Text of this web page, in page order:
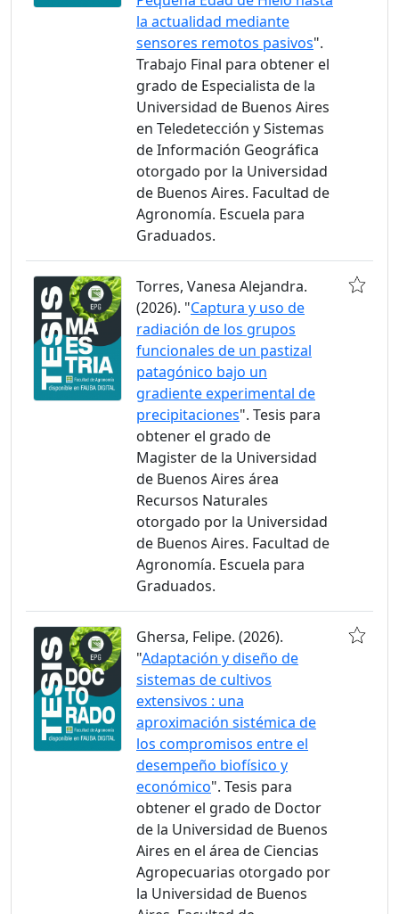
la actualidad mediante
sensores remotos pasivos".
Trabajo Final para obtener el
grado de Especialista de la
Universidad de Buenos Aires
en Teledetección y Sistemas
de Información Geográfica
otorgado por la Universidad
de Buenos Aires. Facultad de
Agronomía. Escuela para
Graduados.
Torres, Vanesa Alejandra.
(2026). "Captura y uso de
radiación de los grupos
funcionales de un pastizal
patagónico bajo un
gradiente experimental de
precipitaciones". Tesis para
obtener el grado de
Magister de la Universidad
de Buenos Aires área
Recursos Naturales
otorgado por la Universidad
de Buenos Aires. Facultad de
Agronomía. Escuela para
Graduados.
Ghersa, Felipe. (2026).
"Adaptación y diseño de
sistemas de cultivos
extensivos : una
aproximación sistémica de
los compromisos entre el
desempeño biofísico y
económico". Tesis para
obtener el grado de Doctor
de la Universidad de Buenos
Aires en el área de Ciencias
Agropecuarias otorgado por
la Universidad de Buenos